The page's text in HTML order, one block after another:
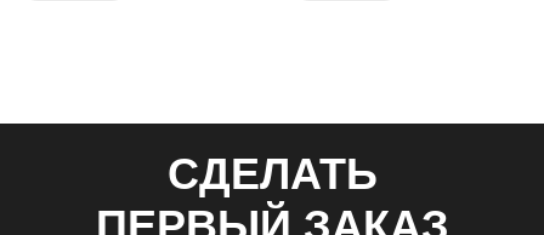
СДЕЛАТЬ